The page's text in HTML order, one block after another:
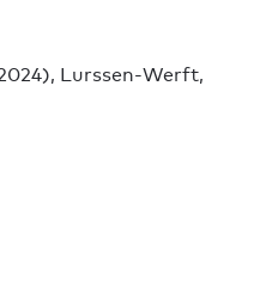
Lurssen-Werft,